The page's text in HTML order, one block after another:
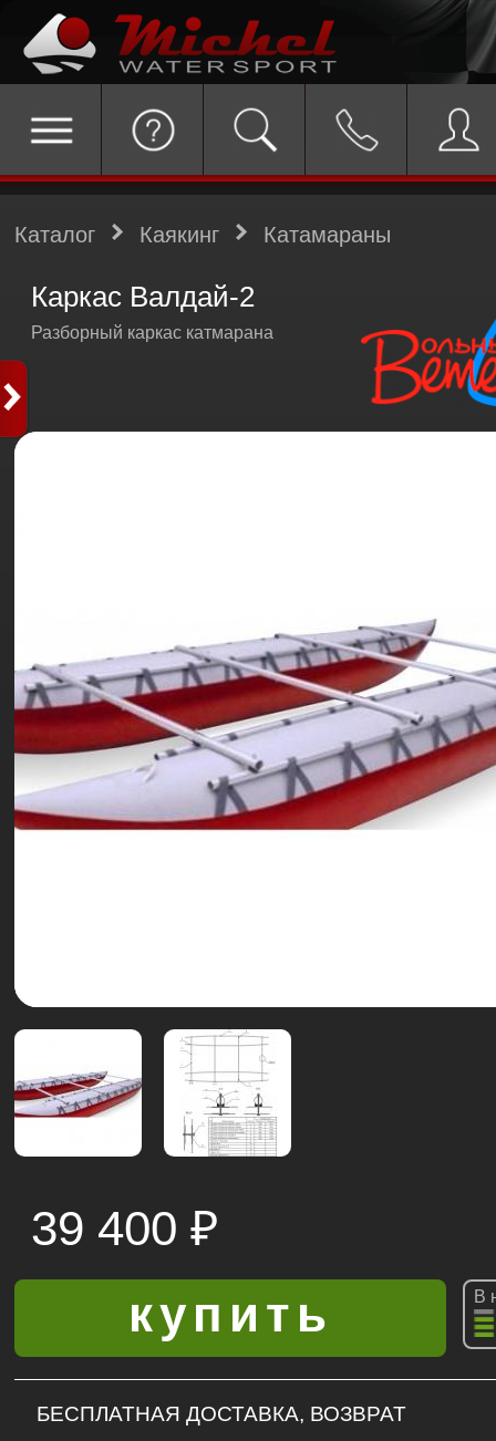
Каталог Каякинг Катамараны
Каркас Валдай-2
Разборный каркас катмарана
39 400 ₽
В
БЕСПЛАТНАЯ ДОСТАВКА, ВОЗВРАТ